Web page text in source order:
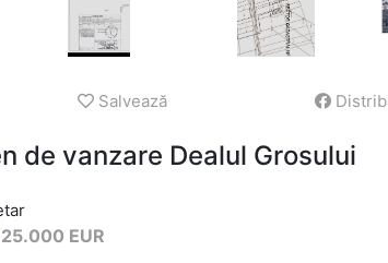
Salvează
de vanzare Dealul Grosului
25.000 EUR